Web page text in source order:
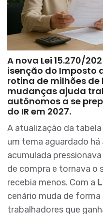
A nova Lei 15.270/
isenção do Imposto
rotina de milhões de
mudanças ajuda
autônomos a se
do IR em 2027.
A atualização da
um tema aguardado
acumulada
de compra e tornava o
recebia menos. Com a
cenário muda de
trabalhadores que